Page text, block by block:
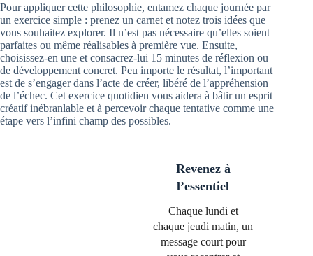
Pour appliquer cette philosophie, entamez chaque journée par
un exercice simple : prenez un carnet et notez trois idées que
vous souhaitez explorer. Il n’est pas nécessaire qu’elles soient
parfaites ou même réalisables à première vue. Ensuite,
choisissez-en une et consacrez-lui 15 minutes de réflexion ou
de développement concret. Peu importe le résultat, l’important
est de s’engager dans l’acte de créer, libéré de l’appréhension
de l’échec. Cet exercice quotidien vous aidera à bâtir un esprit
créatif inébranlable et à percevoir chaque tentative comme une
étape vers l’infini champ des possibles.
Revenez à
l’essentiel
Chaque lundi et
chaque jeudi matin, un
message court pour